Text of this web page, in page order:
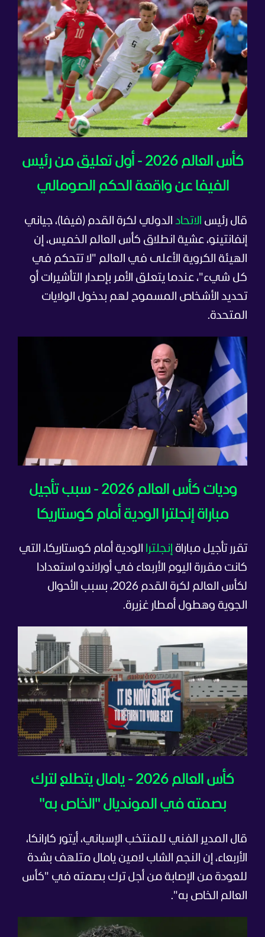
كأس العالم 2026 - أول تعليق من رئيس
الفيفا عن واقعة الحكم الصومالي
قال رئيس الاتحاد الدولي لكرة القدم (فيفا)، جياني
إنفانتينو، عشية انطلاق كأس العالم الخميس، إن
الهيئة الكروية الأعلى في العالم "لا تتحكم في
كل شيء"، عندما يتعلق الأمر بإصدار التأشيرات أو
تحديد الأشخاص المسموح لهم بدخول الولايات
المتحدة.
وديات كأس العالم 2026 - سبب تأجيل
مباراة إنجلترا الودية أمام كوستاريكا
تقرر تأجيل مباراة إنجلترا
الودية أمام كوستاريكا، التي
كانت مقررة اليوم الأربعاء في أورلاندو استعدادا
لكأس العالم لكرة القدم 2026، بسبب الأحوال
الجوية وهطول أمطار غزيرة.
كأس العالم 2026 - يامال يتطلع لترك
بصمته في المونديال "الخاص به"
قال المدير الفني للمنتخب الإسباني، أيتور كارانكا،
الأربعاء، إن النجم الشاب لامين يامال متلهف بشدة
للعودة من الإصابة من أجل ترك بصمته في "كأس
العالم الخاص به".